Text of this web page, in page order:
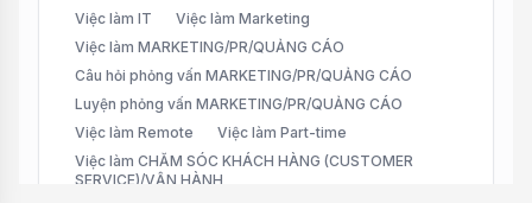
Việc làm IT
Việc làm Marketing
Việc làm MARKETING/PR/QUẢNG CÁO
Câu hỏi phỏng vấn MARKETING/PR/QUẢNG CÁO
Luyện phỏng vấn MARKETING/PR/QUẢNG CÁO
Việc làm Remote
Việc làm Part-time
Việc làm CHĂM SÓC KHÁCH HÀNG (CUSTOMER
SERVICE)/VẬN HÀNH